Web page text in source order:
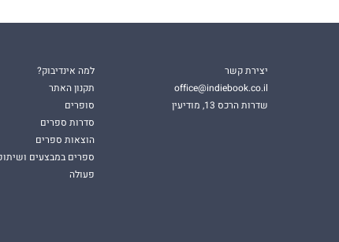
יצירת קשר
office@indiebook.co.il
שדרות הרכס 13, מודיעין
למה אינדיבוק?
תקנון האתר
סופרים
סדרות ספרים
הוצאות ספרים
ספרים במבצעים
פעולה